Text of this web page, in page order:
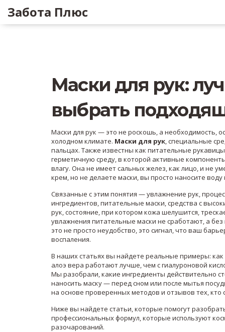
Забота Плюс
Маски для рук:
выбрать
Маски для рук — это не роскошь, а необходимость,
холодном климате. Маски для рук,специальные
пальцах. Также известны как питательные рукавицы
герметичную среду, в которой активные
влагу. Она не имеет сальных желез, как лицо, и не
крем, но не делаете маски, вы просто наносите
Связанные с этим понятия —увлажнение рук,
ингредиентов,питательные маски,средства с
рук,состояние, при котором кожа шелушится,
увлажнения питательные маски не сработают, а
это не просто неудобство, это сигнал, что ваш
воспаления.
В наших статьях вы найдете реальные примеры:
алоэ вера работают лучше, чем с гиалуроновой
Мы разобрали, какие ингредиенты действительно
наносить маску — перед сном или после мытья
на основе проверенных методов и отзывов тех, кто
Ниже вы найдете статьи, которые помогут
профессиональных формул, которые используют
разочарований.